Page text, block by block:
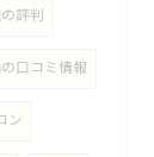
評判
口コミ情報
ン